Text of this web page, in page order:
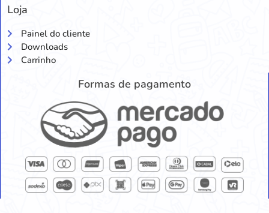
Loja
Painel do cliente
Downloads
Carrinho
Formas de pagamento